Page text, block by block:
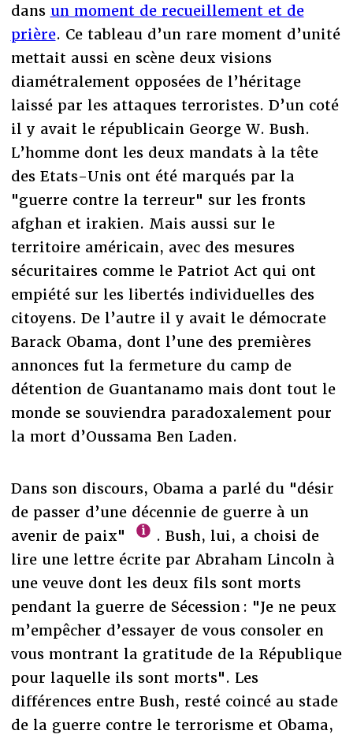
dans un moment de recueillement et de
prière. Ce tableau d’un rare moment d’unité
mettait aussi en scène deux visions
diamétralement opposées de l’héritage
laissé par les attaques terroristes. D’un coté
il y avait le républicain George W. Bush.
L’homme dont les deux mandats à la tête
des Etats-Unis ont été marqués par la
"guerre contre la terreur" sur les fronts
afghan et irakien. Mais aussi sur le
territoire américain, avec des mesures
sécuritaires comme le Patriot Act qui ont
empiété sur les libertés individuelles des
citoyens. De l’autre il y avait le démocrate
Barack Obama, dont l’une des premières
annonces fut la fermeture du camp de
détention de Guantanamo mais dont tout le
monde se souviendra paradoxalement pour
la mort d’Oussama Ben Laden.
Dans son discours, Obama a parlé du "désir
de passer d’une décennie de guerre à un
avenir de paix"
. Bush, lui, a choisi de
lire une lettre écrite par Abraham Lincoln à
une veuve dont les deux fils sont morts
pendant la guerre de Sécession : "Je ne peux
m’empêcher d’essayer de vous consoler en
vous montrant la gratitude de la République
pour laquelle ils sont morts". Les
différences entre Bush, resté coincé au stade
de la guerre contre le terrorisme et Obama,